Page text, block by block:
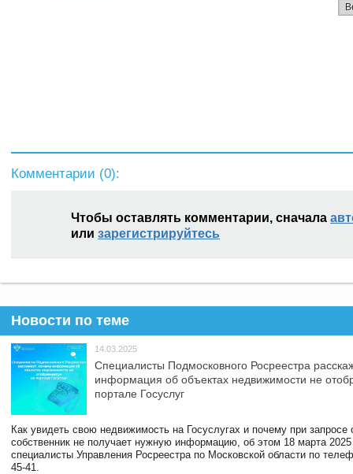
Комментарии (0):
Чтобы оставлять комментарии, сначала
или зарегистрируйтесь
Новости по теме
14.03.2025
Специалисты Подмосковного Росреестра
информация об объектах недвижимости не
портале Госуслуг
Как увидеть свою недвижимость на Госуслугах и почему при запросе
собственник не получает нужную информацию, об этом 18 марта 2025
специалисты Управления Росреестра по Московской области по
45-41.